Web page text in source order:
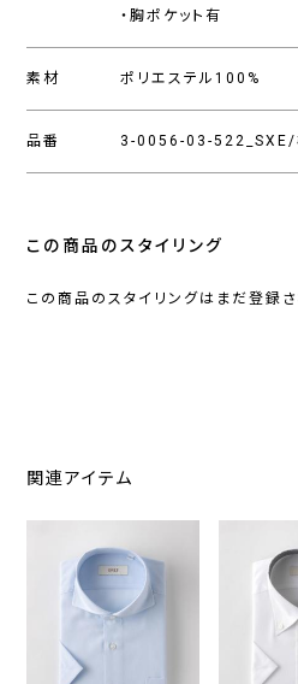
・胸ポケット有
素材 ポリエステル100%
品番 3-0056-03-522_SXE/
この商品のスタイリング
この商品のスタイリングはまだ登録さ
関連アイテム